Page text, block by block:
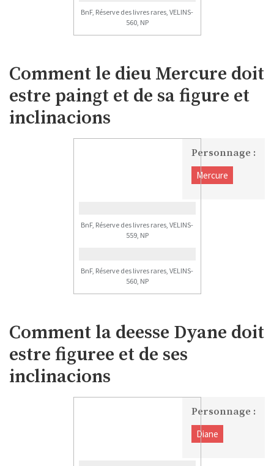
BnF, Réserve des livres rares, VELINS-
560, NP
Comment le dieu Mercure doit
estre paingt et de sa figure et
inclinacions
Personnage :
Mercure
BnF, Réserve des livres rares, VELINS-
559, NP
BnF, Réserve des livres rares, VELINS-
560, NP
Comment la deesse Dyane doit
estre figuree et de ses
inclinacions
Personnage :
Diane